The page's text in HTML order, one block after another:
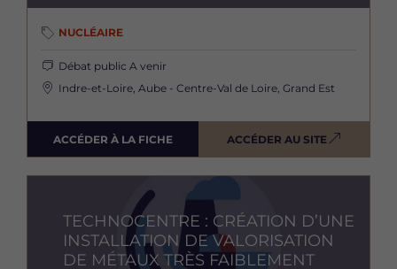
NUCLÉAIRE
Débat public A venir
Indre-et-Loire, Aube - Centre-Val de Loire, Grand Est
ACCÉDER À LA FICHE ACCÉDER AU SITE
TECHNOCENTRE : CRÉATION D’UNE
INSTALLATION DE VALORISATION
DE MÉTAUX TRÈS FAIBLEMENT